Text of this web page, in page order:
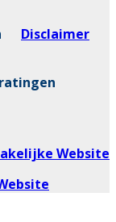
Disclaimer
Website